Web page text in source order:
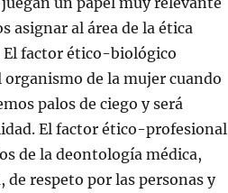
asignar al área de la ética
El factor ético-biológico
organismo de la mujer cuando
palos de ciego y será
El factor ético-profesional
de la deontología médica,
respeto por las personas y